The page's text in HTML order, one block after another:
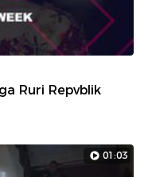
Ruri Repvblik
01:03